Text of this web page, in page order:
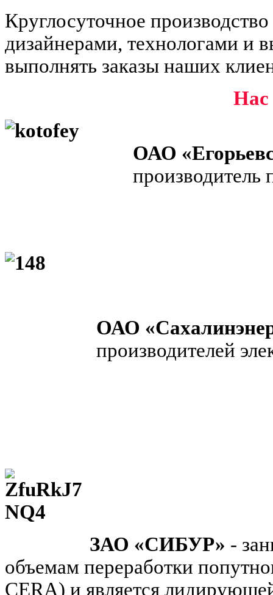
Круглосуточное
дизайнерами, технологами и
выполнять заказы наших
ОАО
производитель
ОАО
производителей
ЗАО «СИБУР» -
объемам переработки
CERA) и является